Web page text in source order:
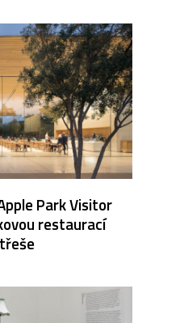
Park Visitor
restaurací